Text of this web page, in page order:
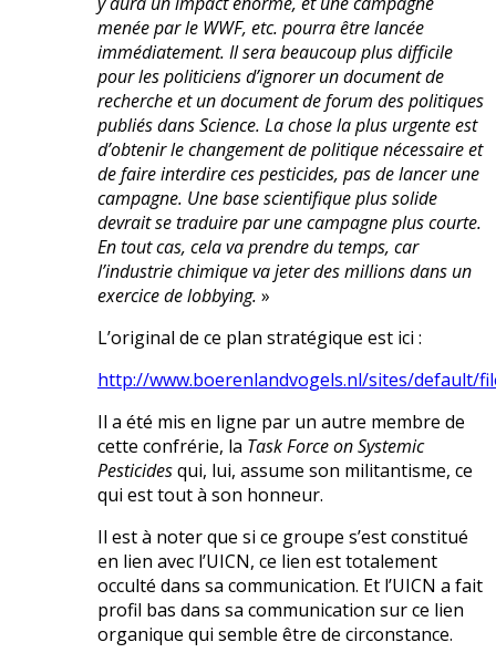
menée par le WWF, etc. pourra être lancée
immédiatement. Il sera beaucoup plus difficile
pour les politiciens d’ignorer un document de
recherche et un document de forum des politiques
publiés dans Science. La chose la plus urgente est
d’obtenir le changement de politique nécessaire et
de faire interdire ces pesticides, pas de lancer une
campagne. Une base scientifique plus solide
devrait se traduire par une campagne plus courte.
En tout cas, cela va prendre du temps, car
l’industrie chimique va jeter des millions dans un
exercice de lobbying. »
L’original de ce plan stratégique est ici :
http://www.boerenlandvogels.nl/sites/default/
Il a été mis en ligne par un autre membre de
cette confrérie, la Task Force on Systemic
Pesticidesqui, lui, assume son militantisme, ce
qui est tout à son honneur.
Il est à noter que si ce groupe s’est constitué
en lien avec l’UICN, ce lien est totalement
occulté dans sa communication. Et l’UICN a fait
profil bas dans sa communication sur ce lien
organique qui semble être de circonstance.